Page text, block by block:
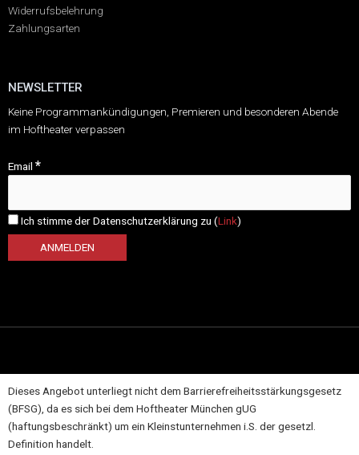
Widerrufsbelehrung
Zahlungsarten
NEWSLETTER
Keine Programmankündigungen, Premieren und besonderen Abende
im Hoftheater verpassen
Email *
Ich stimme der Datenschutzerklärung zu (Link)
Dieses Angebot unterliegt nicht dem Barrierefreiheitsstärkungsgesetz
(BFSG), da es sich bei dem Hoftheater München gUG
(haftungsbeschränkt) um ein Kleinstunternehmen i.S. der gesetzl.
Definition handelt.